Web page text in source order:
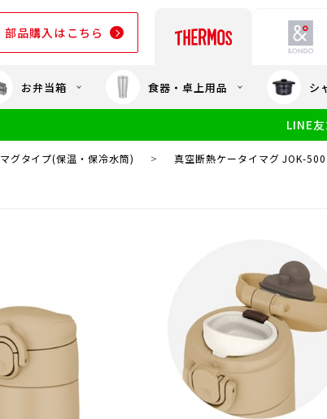
部品購入はこちら
部品購入はこちら
食洗機対応
小学生 中・高学年
お弁当箱 食器・卓上用品 シ
LINE
マグタイプ(保温・保冷水筒) > 真空断熱ケータイマグ JOK-